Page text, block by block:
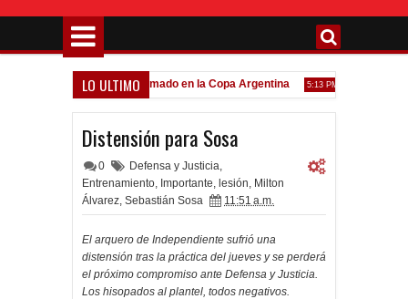
LO ULTIMO
Todo confirmado en la Copa Argentina 5:13 PM Goleada
Distensión para Sosa
0 Defensa y Justicia,
Entrenamiento, Importante, lesión, Milton
Álvarez, Sebastián Sosa 11:51 a.m.
El arquero de Independiente sufrió una
distensión tras la práctica del jueves y se perderá
el próximo compromiso ante Defensa y Justicia.
Los hisopados al plantel, todos negativos.